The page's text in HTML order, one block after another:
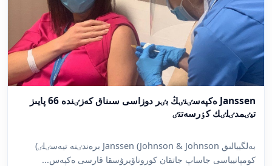
Janssen ەكپەسٸنٸڭ بٸر دوزاسى سىناق كەزٸندە 66 پايىز
تيٸمدٸلٸك كٶرسەتتٸ
بەلگييالىق Janssen (Johnson & Johnson برەندٸنە تيەسٸلٸ)
كومپانيياسى جاساپ جاتقان كوروناۆيرۋسقا قارسى ەكپەس...